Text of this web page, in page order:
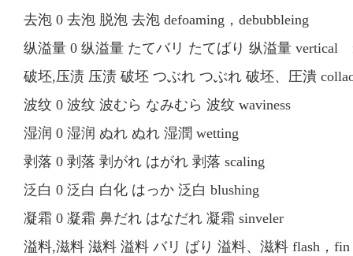
去泡 0 去泡 脱泡 去泡 defoaming，debubbleing
纵溢量 0 纵溢量 たてバリ たてばり 纵溢量 vertical
破坯,压渍 压渍 破坯 つぶれ つぶれ 破坯、圧潰
波纹 0 波纹 波むら なみむら 波纹 waviness
湿润 0 湿润 ぬれ ぬれ 湿潤 wetting
剥落 0 剥落 剥がれ はがれ 剥落 scaling
泛白 0 泛白 白化 はっか 泛白 blushing
凝霜 0 凝霜 鼻だれ はなだれ 凝霜 sinveler
溢料,滋料 滋料 溢料 バリ ばり 溢料、滋料 flash，fin